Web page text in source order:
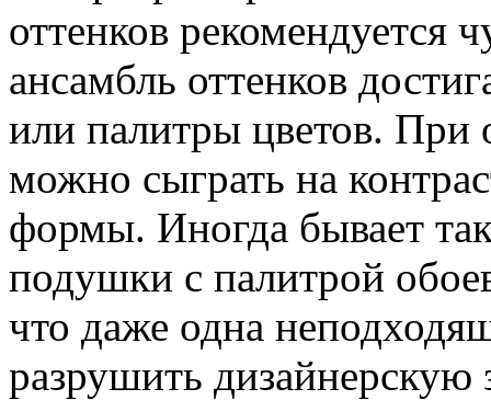
оттенков рекомендуется
ансамбль оттенков
или палитры цветов. При
можно сыграть на
формы. Иногда бывает
подушки с палитрой
что даже одна
разрушить дизайнерскую